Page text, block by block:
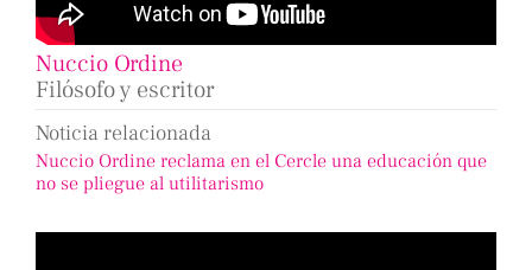
Nuccio Ordine
Filósofo y escritor
Noticia relacionada
Nuccio Ordine reclama en el Cercle una educación que
no se pliegue al utilitarismo